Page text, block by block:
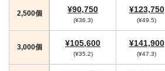
2,500個 ¥90,750
(¥36.3)
¥123,750
(¥49.5)
3,000個 ¥105,600
(¥35.2)
¥141,900
(¥47.3)